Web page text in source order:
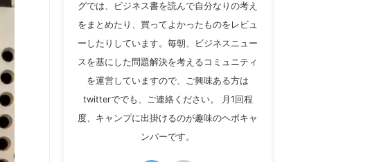
グでは、ビジネス書を読んで自分なりの考え
をまとめたり、買ってよかったものをレビュ
ーしたりしています。毎朝、ビジネスニュー
スを基にした問題解決を考えるコミュニティ
を運営していますので、ご興味ある方は
twitterででも、ご連絡ください。 月1回程
度、キャンプに出掛けるのが趣味のヘボキャ
ンパーです。